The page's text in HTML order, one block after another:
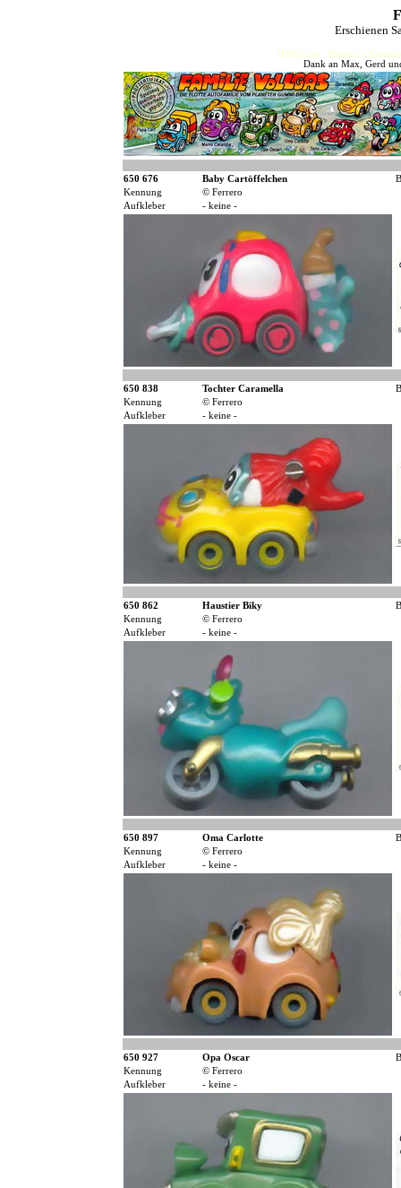
Erschienen
HJFHenze - Helmut´s
Dank an Max, Gerd
650 676 Baby Cartöffelchen
Kennung
© Ferrero
Aufkleber
- keine -
650 838 Tochter Caramella
Kennung
© Ferrero
Aufkleber
- keine -
650 862 Haustier Biky
Kennung
© Ferrero
Aufkleber
- keine -
650 897 Oma Carlotte
Kennung
© Ferrero
Aufkleber
- keine -
650 927 Opa Oscar
Kennung
© Ferrero
Aufkleber
- keine -